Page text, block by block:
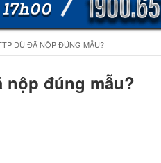
DÙ ĐÃ NỘP ĐÚNG MẪU?
nộp đúng mẫu?